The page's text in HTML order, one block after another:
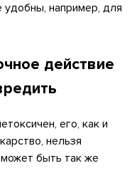
например, для
действие
его, как и
нельзя
быть так же